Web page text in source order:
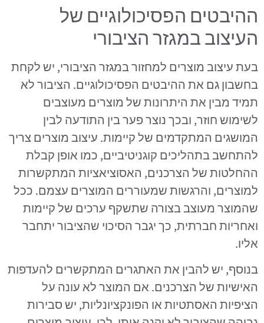
ההיבטים הפסיכולוגיים של
העיצוב במגזר הציבורי
בעת עיצוב מוצרים למחזור במגזר הציבורי, יש לקחת
בחשבון גם את ההיבטים הפסיכולוגיים. הציבור לא
תמיד מבין את היתרונות של מוצרים מעוצבים
לשימוש חוזר, ובכך נוצר פער בין התודעה לבין
המושגים המתקדמים של קיימות. עיצוב מוצרים צריך
להתחשב בתהליכים קוגניטיביים, כמו אופן קבלת
ההחלטות של הצרכנים, האסוציאציות המתקשרות
למוצרים, והרגשות שמעוררים המוצרים עצמם. ככל
שהמוצר מעוצב בצורה שתשקף ערכים של קיימות
ואחריות חברתית, כך יגבר הסיכוי שהציבור יתחבר
אליו.
בנוסף, יש להבין את האתגרים המתקשרים להעדפות
האישיות של הצרכנים. אם המוצר לא עונה על
הציפיות האסתטיות או הפונקציונליות, יש סבירות